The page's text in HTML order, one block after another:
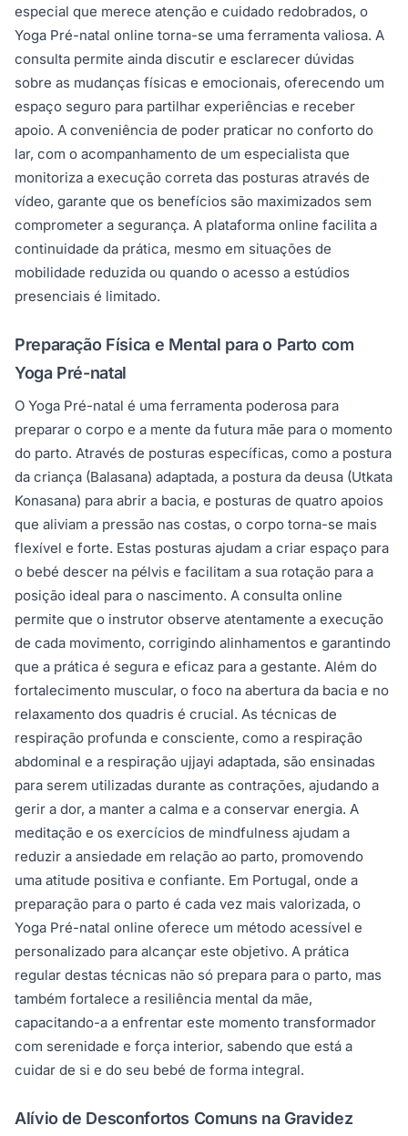
especial que merece atenção e cuidado redobrados, o
Yoga Pré-natal online torna-se uma ferramenta valiosa. A
consulta permite ainda discutir e esclarecer dúvidas
sobre as mudanças físicas e emocionais, oferecendo um
espaço seguro para partilhar experiências e receber
apoio. A conveniência de poder praticar no conforto do
lar, com o acompanhamento de um especialista que
monitoriza a execução correta das posturas através de
vídeo, garante que os benefícios são maximizados sem
comprometer a segurança. A plataforma online facilita a
continuidade da prática, mesmo em situações de
mobilidade reduzida ou quando o acesso a estúdios
presenciais é limitado.
Preparação Física e Mental para o Parto com
Yoga Pré-natal
O Yoga Pré-natal é uma ferramenta poderosa para
preparar o corpo e a mente da futura mãe para o momento
do parto. Através de posturas específicas, como a postura
da criança (Balasana) adaptada, a postura da deusa (Utkata
Konasana) para abrir a bacia, e posturas de quatro apoios
que aliviam a pressão nas costas, o corpo torna-se mais
flexível e forte. Estas posturas ajudam a criar espaço para
o bebé descer na pélvis e facilitam a sua rotação para a
posição ideal para o nascimento. A consulta online
permite que o instrutor observe atentamente a execução
de cada movimento, corrigindo alinhamentos e garantindo
que a prática é segura e eficaz para a gestante. Além do
fortalecimento muscular, o foco na abertura da bacia e no
relaxamento dos quadris é crucial. As técnicas de
respiração profunda e consciente, como a respiração
abdominal e a respiração ujjayi adaptada, são ensinadas
para serem utilizadas durante as contrações, ajudando a
gerir a dor, a manter a calma e a conservar energia. A
meditação e os exercícios de mindfulness ajudam a
reduzir a ansiedade em relação ao parto, promovendo
uma atitude positiva e confiante. Em Portugal, onde a
preparação para o parto é cada vez mais valorizada, o
Yoga Pré-natal online oferece um método acessível e
personalizado para alcançar este objetivo. A prática
regular destas técnicas não só prepara para o parto, mas
também fortalece a resiliência mental da mãe,
capacitando-a a enfrentar este momento transformador
com serenidade e força interior, sabendo que está a
cuidar de si e do seu bebé de forma integral.
Alívio de Desconfortos Comuns na Gravidez